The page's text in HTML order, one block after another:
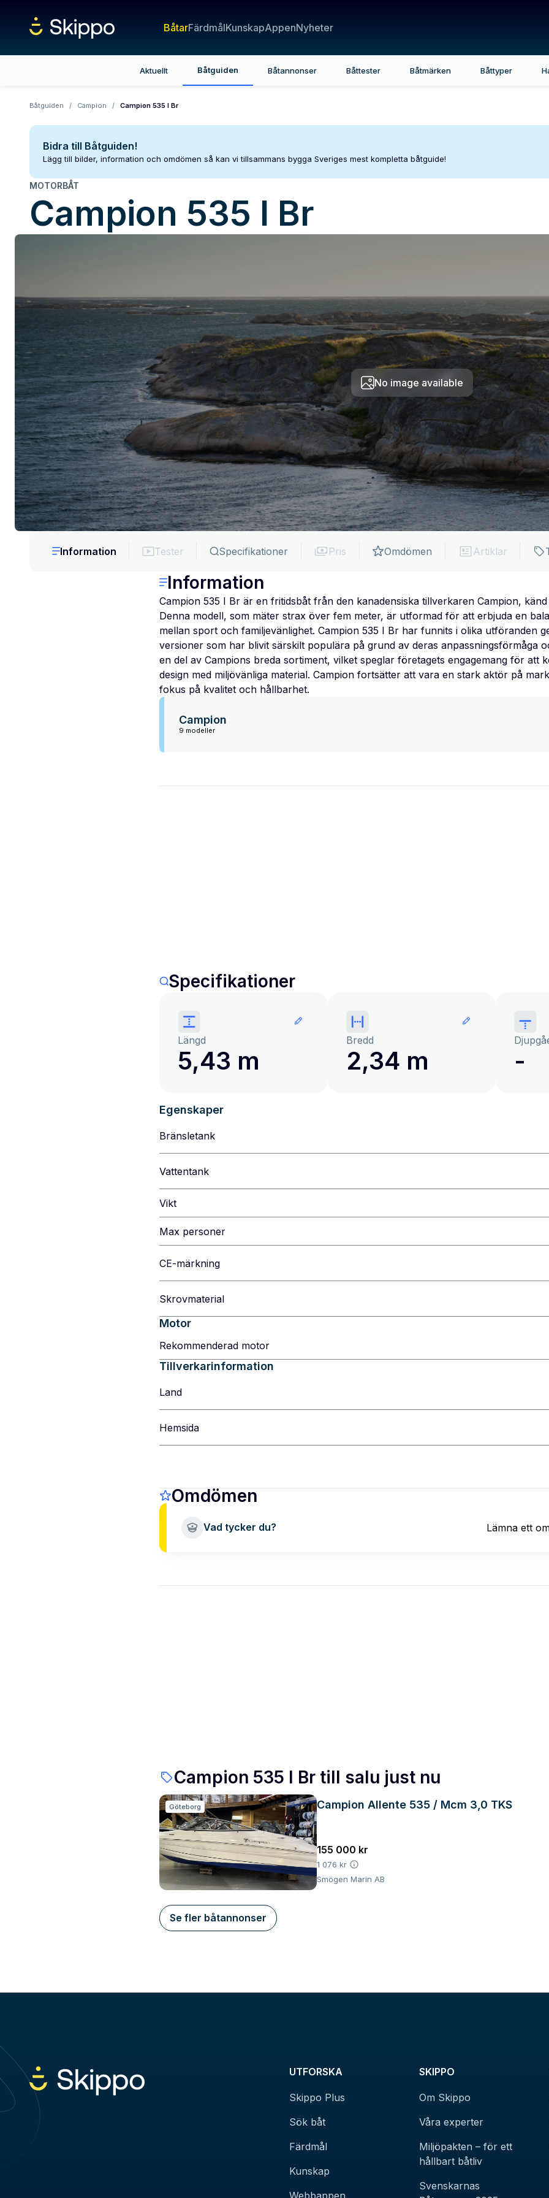
BåtarFärdmålKunskapAppenNyheter
Aktuellt Båtguiden Båtannonser Båttester Båtmärken Båttyper
Båtguiden / Campion / Campion 535 I Br
Bidra till Båtguiden!
Lägg till bilder, information och omdömen så kan vi tillsammans bygga Sveriges mest kompletta båtguide!
MOTORBÅT
Campion 535 I Br
No image available
Information Tester Specifikationer Pris Omdömen Artiklar
Information
Campion 535 I Br är en fritidsbåt från den kanadensiska tillverkaren Campion,
Denna modell, som mäter strax över fem meter, är utformad för att erbjuda en
mellan sport och familjevänlighet. Campion 535 I Br har funnits i olika utföranden
versioner som har blivit särskilt populära på grund av deras anpassningsförmåga
en del av Campions breda sortiment, vilket speglar företagets engagemang för att
design med miljövänliga material. Campion fortsätter att vara en stark aktör på
fokus på kvalitet och hållbarhet.
Campion
9 modeller
Specifikationer
Längd
5,43 m
Bredd
2,34 m -
Egenskaper
Bränsletank
Vattentank
Vikt
Max personer
CE-märkning
Skrovmaterial
Motor
Rekommenderad motor
Tillverkarinformation
Land
Hemsida
Omdömen
Vad tycker du? Lämna ett
Campion 535 I Br till salu just nu
Göteborg Campion Allente 535 / Mcm 3,0 TKS
155 000 kr
1 076 kr
Smögen Marin AB
Se fler båtannonser
UTFORSKA
Skippo Plus
Sök båt
Färdmål
Kunskap
Webbappen
SKIPPO
Om Skippo
Våra experter
Miljöpakten – för ett
hållbart båtliv
Svenskarnas